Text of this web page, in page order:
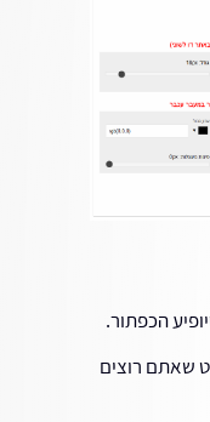
שאתם רוצים